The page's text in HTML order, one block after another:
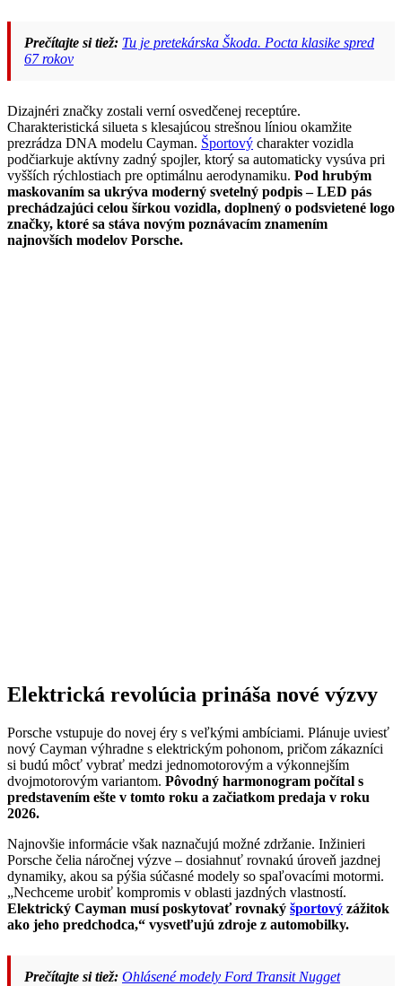
Prečítajte si tiež: Tu je pretekárska Škoda. Pocta klasike spred
67 rokov
Dizajnéri značky zostali verní osvedčenej receptúre.
Charakteristická silueta s klesajúcou strešnou líniou okamžite
prezrádza DNA modelu Cayman. Športový charakter vozidla
podčiarkuje aktívny zadný spojler, ktorý sa automaticky vysúva pri
vyšších rýchlostiach pre optimálnu aerodynamiku. Pod hrubým
maskovaním sa ukrýva moderný svetelný podpis – LED pás
prechádzajúci celou šírkou vozidla, doplnený o podsvietené logo
značky, ktoré sa stáva novým poznávacím znamením
najnovších modelov Porsche.
Elektrická revolúcia prináša nové výzvy
Porsche vstupuje do novej éry s veľkými ambíciami. Plánuje uviesť
nový Cayman výhradne s elektrickým pohonom, pričom zákazníci
si budú môcť vybrať medzi jednomotorovým a výkonnejším
dvojmotorovým variantom. Pôvodný harmonogram počítal s
predstavením ešte v tomto roku a začiatkom predaja v roku
2026.
Najnovšie informácie však naznačujú možné zdržanie. Inžinieri
Porsche čelia náročnej výzve – dosiahnuť rovnakú úroveň jazdnej
dynamiky, akou sa pýšia súčasné modely so spaľovacími motormi.
„Nechceme urobiť kompromis v oblasti jazdných vlastností.
Elektrický Cayman musí poskytovať rovnaký športový zážitok
ako jeho predchodca,“ vysvetľujú zdroje z automobilky.
Prečítajte si tiež: Ohlásené modely Ford Transit Nugget